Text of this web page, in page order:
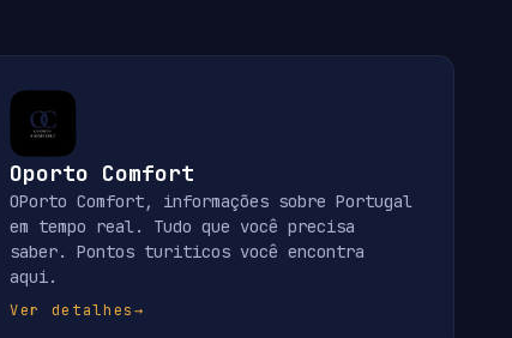
Oporto Comfort
OPorto Comfort, informações sobre Portugal
em tempo real. Tudo que você precisa
saber. Pontos turiticos você encontra
aqui.
Ver detalhes→